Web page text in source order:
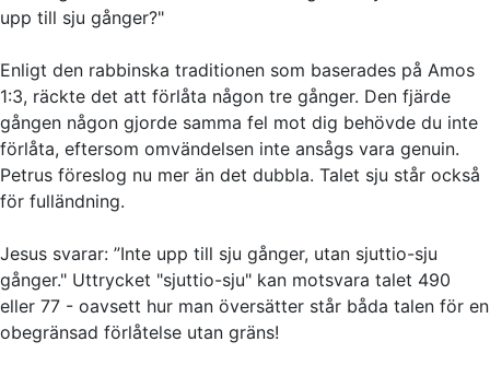
upp till sju gånger?"
Enligt den rabbinska traditionen som baserades på Amos
1:3, räckte det att förlåta någon tre gånger. Den fjärde
gången någon gjorde samma fel mot dig behövde du inte
förlåta, eftersom omvändelsen inte ansågs vara genuin.
Petrus föreslog nu mer än det dubbla. Talet sju står också
för fulländning.
Jesus svarar: ”Inte upp till sju gånger, utan sjuttio-sju
gånger." Uttrycket "sjuttio-sju" kan motsvara talet 490
eller 77 - oavsett hur man översätter står båda talen för en
obegränsad förlåtelse utan gräns!